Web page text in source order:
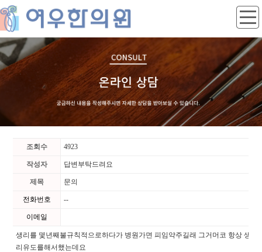
조회수 4923
작성자 답변부탁드려요
제목 문의
전화번호 --
이메일
생리를 몇년째불규칙적으로하다가 병원가면 피임약주길래 그거머코 항상 생
리유도를해서했는데요